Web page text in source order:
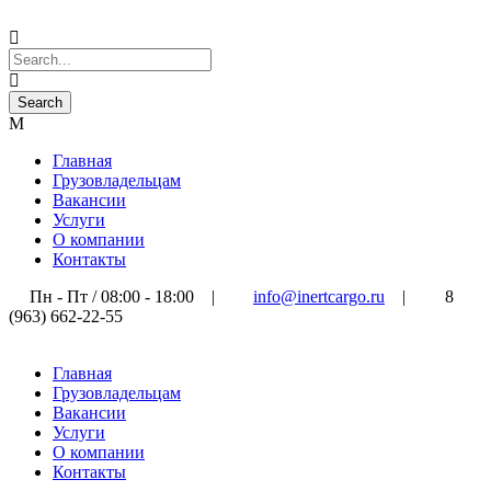
Главная
Грузовладельцам
Вакансии
Услуги
О компании
Контакты
Пн - Пт / 08:00 - 18:00
| info@inertcargo.ru |
8
(963) 662-22-55
Главная
Грузовладельцам
Вакансии
Услуги
О компании
Контакты